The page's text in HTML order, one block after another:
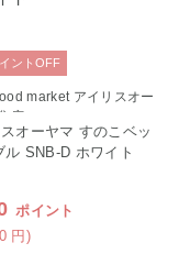
market アイリスオー
店
オーヤマ すのこベッ
ル SNB-D ホワイト
ポイント
円 )
ント OFF